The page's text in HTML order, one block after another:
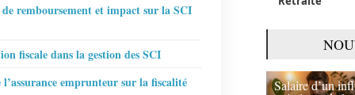
remboursement et impact sur la SCI
fiscale dans la gestion des SCI
emprunteur sur la fiscalité
Salaire d’un